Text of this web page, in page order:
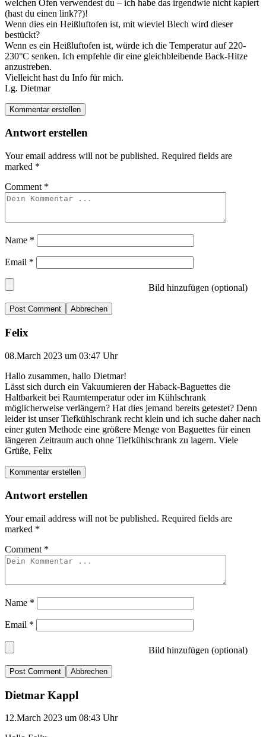
welchen Ofen verwendest du – ich habe das irgendwie nicht kapiert
(hast du einen link??)!
Wenn dies ein Heißluftofen ist, mit wieviel Blech wird dieser
bestückt?
Wenn es ein Heißluftofen ist, würde ich die Temperatur auf 220-
230°C senken. Ich empfehle dir eine gleichbleibende Back-Hitze
anzustreben.
Vielleicht hast du Info für mich.
Lg. Dietmar
Kommentar erstellen
Antwort erstellen
Your email address will not be published. Required fields are
marked *
Comment *
Name *
Email *
Bild hinzufügen (optional)
Abbrechen
Felix
08.March 2023 um 03:47 Uhr
Hallo zusammen, hallo Dietmar!
Lässt sich durch ein Vakuumieren der Haback-Baguettes die
Haltbarkeit bei Raumtemperatur oder im Kühlschrank
möglicherweise verlängern? Hat dies jemand bereits getestet? Denn
leider ist unser Tiefkühlschrank recht klein und ich suche daher nach
einer guten Methode eine größere Menge von Baguettes für einen
längeren Zeitraum auch ohne Tiefkühlschrank zu lagern. Viele
Grüße, Felix
Kommentar erstellen
Antwort erstellen
Your email address will not be published. Required fields are
marked *
Comment *
Name *
Email *
Bild hinzufügen (optional)
Abbrechen
Dietmar Kappl
12.March 2023 um 08:43 Uhr